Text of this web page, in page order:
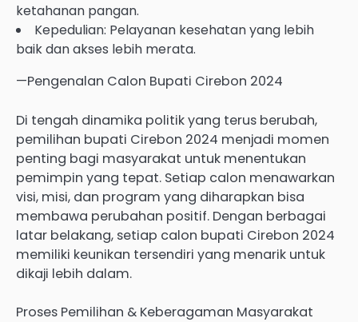
ketahanan pangan.
Kepedulian: Pelayanan kesehatan yang lebih
baik dan akses lebih merata.
—Pengenalan Calon Bupati Cirebon 2024
Di tengah dinamika politik yang terus berubah,
pemilihan bupati Cirebon 2024 menjadi momen
penting bagi masyarakat untuk menentukan
pemimpin yang tepat. Setiap calon menawarkan
visi, misi, dan program yang diharapkan bisa
membawa perubahan positif. Dengan berbagai
latar belakang, setiap calon bupati Cirebon 2024
memiliki keunikan tersendiri yang menarik untuk
dikaji lebih dalam.
Proses Pemilihan & Keberagaman Masyarakat